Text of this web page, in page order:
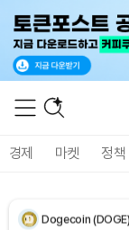
경제 마켓 정책
Solana (SOL)
Bitcoin (BTC)